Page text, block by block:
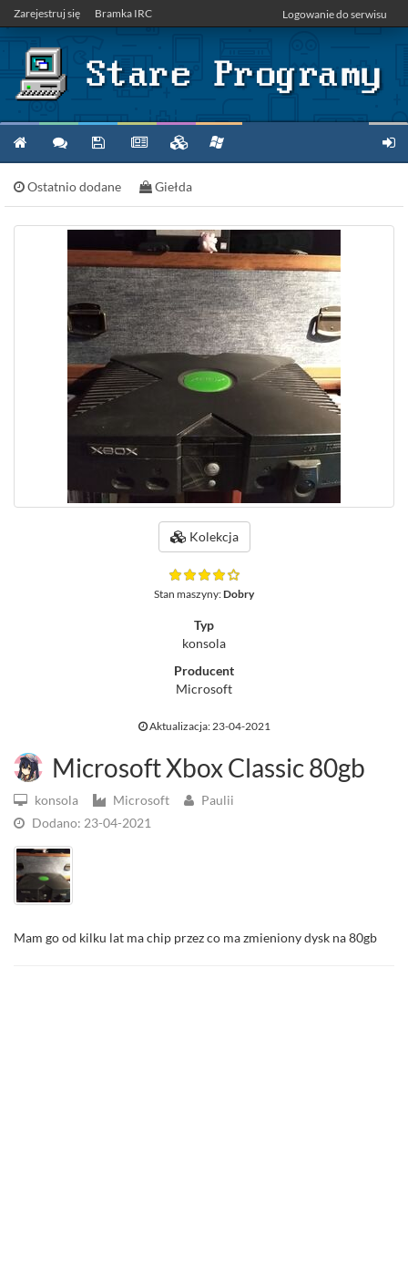
Zarejestruj się Bramka IRC Logowanie do serwisu
Ostatnio dodane Giełda
Kolekcja
Stan maszyny:Dobry
Typ
konsola
Producent
Microsoft
Aktualizacja: 23-04-2021
Microsoft Xbox Classic 80gb
konsola Microsoft
Paulii
Dodano: 23-04-2021
Mam go od kilku lat ma chip przez co ma zmieniony dysk na 80gb